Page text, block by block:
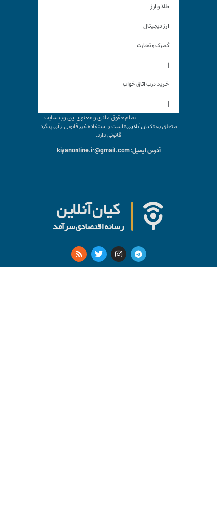
گمرک و تجارت
خرید درب اتاق خواب
تمام حقوق مادی و معنوی این وب سایت
کیان آنلاین» است و استفاده غیر قانونی از آن پیگرد
آدرس ایمیل: kiyanonline.ir@gmail.com